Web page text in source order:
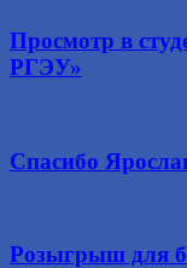
Просмотр в
РГЭУ»
Спасибо
Розыгрыш для